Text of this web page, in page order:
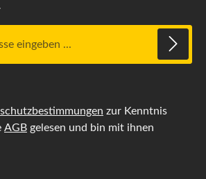
zur Kenntnis
AGB gelesen und bin mit ihnen